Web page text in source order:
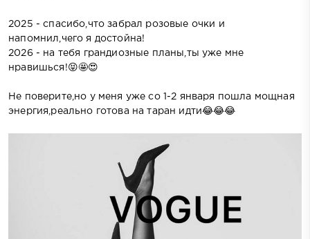
2025 - спасибо,что забрал розовые очки и
напомнил,чего я достойна!
2026 - на тебя грандиозные планы,ты уже мне
нравишься!😝🤩😍
Не поверите,но у меня уже со 1-2 января пошла мощная
энергия,реально готова на таран идти😂😂😂